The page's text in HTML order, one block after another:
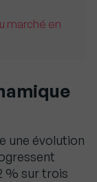
marché en
une évolution
% sur trois